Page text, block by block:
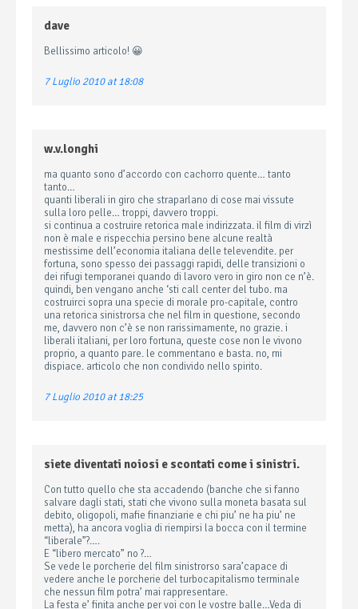
dave
Bellissimo articolo! 😀
7 Luglio 2010 at 18:08
w.v.longhi
ma quanto sono d’accordo con cachorro quente… tanto
tanto…
quanti liberali in giro che straparlano di cose mai vissute
sulla loro pelle… troppi, davvero troppi.
si continua a costruire retorica male indirizzata. il film di virzì
non è male e rispecchia persino bene alcune realtà
mestissime dell’economia italiana delle televendite. per
fortuna, sono spesso dei passaggi rapidi, delle transizioni o
dei rifugi temporanei quando di lavoro vero in giro non ce n’è.
quindi, ben vengano anche ‘sti call center del tubo. ma
costruirci sopra una specie di morale pro-capitale, contro
una retorica sinistrorsa che nel film in questione, secondo
me, davvero non c’è se non rarissimamente, no grazie. i
liberali italiani, per loro fortuna, queste cose non le vivono
proprio, a quanto pare. le commentano e basta. no, mi
dispiace. articolo che non condivido nello spirito.
7 Luglio 2010 at 18:25
siete diventati noiosi e scontati come i sinistri.
Con tutto quello che sta accadendo (banche che si fanno
salvare dagli stati, stati che vivono sulla moneta basata sul
debito, oligopoli, mafie finanziarie e chi piu’ ne ha piu’ ne
metta), ha ancora voglia di riempirsi la bocca con il termine
“liberale”?….
E “libero mercato” no ?…
Se vede le porcherie del film sinistrorso sara’capace di
vedere anche le porcherie del turbocapitalismo terminale
che nessun film potra’ mai rappresentare.
La festa e’ finita anche per voi con le vostre balle…Veda di